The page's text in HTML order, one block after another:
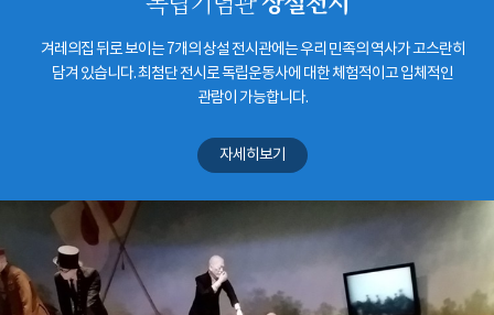
겨레의집 뒤로 보이는 7개의 상설 전시관에는 우리 민족의 역사가 고스란히
담겨 있습니다. 최첨단 전시로 독립운동사에 대한 체험적이고 입체적인
관람이 가능합니다.
자세히보기